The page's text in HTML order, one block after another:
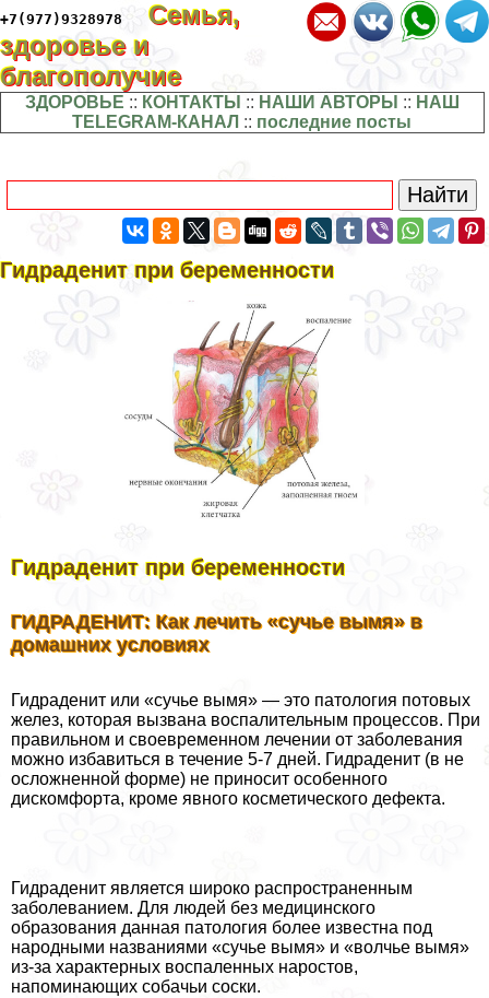
+7(977)9328978
Семья,
здоровье и
благополучие
ЗДОРОВЬЕ :: КОНТАКТЫ :: НАШИ АВТОРЫ :: НАШ
TELEGRAM-КАНАЛ :: последние посты
Гидраденит при беременности
Гидраденит при беременности
ГИДРАДЕНИТ: Как лечить «сучье вымя» в
домашних условиях
Гидраденит или «сучье вымя» — это патология потовых
желез, которая вызвана воспалительным процессов. При
правильном и своевременном лечении от заболевания
можно избавиться в течение 5-7 дней. Гидраденит (в не
осложненной форме) не приносит особенного
дискомфорта, кроме явного косметического дефекта.
Гидраденит является широко распространенным
заболеванием. Для людей без медицинского
образования данная патология более известна под
народными названиями «сучье вымя» и «волчье вымя»
из-за хаpaктерных воспаленных наростов,
напоминающих собачьи соски.